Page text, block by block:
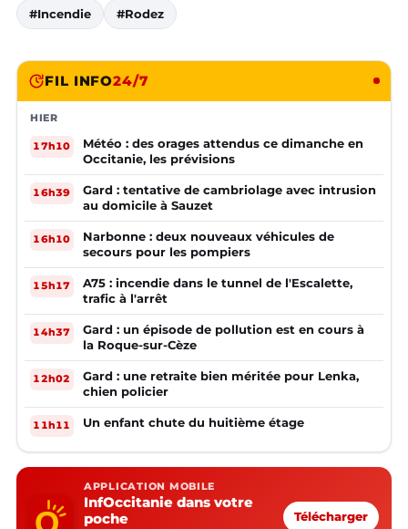
#Incendie #Rodez
FIL INFO24/7
HIER
17h10
Météo : des orages attendus ce dimanche en
Occitanie, les prévisions
16h39
Gard : tentative de cambriolage avec intrusion
au domicile à Sauzet
16h10
Narbonne : deux nouveaux véhicules de
secours pour les pompiers
15h17
A75 : incendie dans le tunnel de l'Escalette,
trafic à l'arrêt
14h37
Gard : un épisode de pollution est en cours à
la Roque-sur-Cèze
12h02
Gard : une retraite bien méritée pour Lenka,
chien policier
11h11 Un enfant chute du huitième étage
APPLICATION MOBILE
InfOccitanie dans votre
poche
Télécharger